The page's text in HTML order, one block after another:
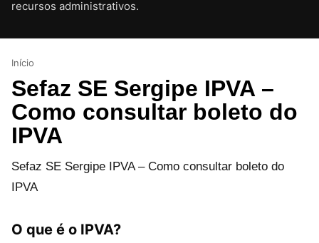
recursos administrativos.CLIQUE PARA ATIVAR O SOM
Início
Sefaz SE Sergipe IPVA –
Como consultar boleto do
IPVA
Sefaz SE Sergipe IPVA – Como consultar boleto do
IPVA
O que é o IPVA?